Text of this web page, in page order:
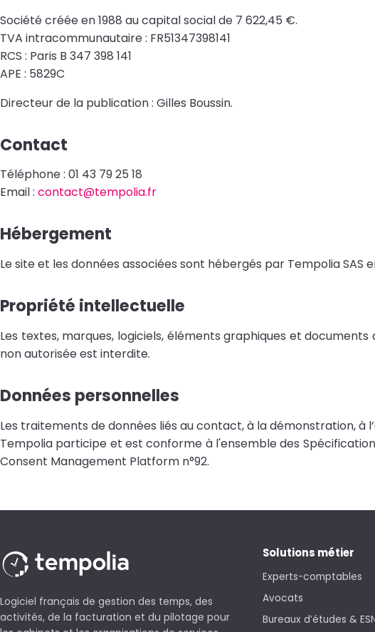
Société créée en 1988 au capital social de 7 622,45 €.
TVA intracommunautaire : FR51347398141
RCS : Paris B 347 398 141
APE : 5829C
Directeur de la publication : Gilles Boussin.
Contact
Téléphone : 01 43 79 25 18
Email : contact@tempolia.fr
Hébergement
Le site et les données associées sont hébergés par Tempolia SAS
Propriété intellectuelle
Les textes, marques, logiciels, éléments graphiques et
non autorisée est interdite.
Données personnelles
Les traitements de données liés au contact, à la démonstration, à
Tempolia participe et est conforme à l'ensemble des
Consent Management Platform n°92.
Logiciel français de gestion des temps, des
activités, de la facturation et du pilotage pour
Solutions métier
Experts-comptables
Avocats
Bureaux d’études &